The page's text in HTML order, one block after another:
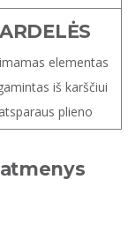
ARDELĖS
elementas
iš karščiui
atsparaus plieno